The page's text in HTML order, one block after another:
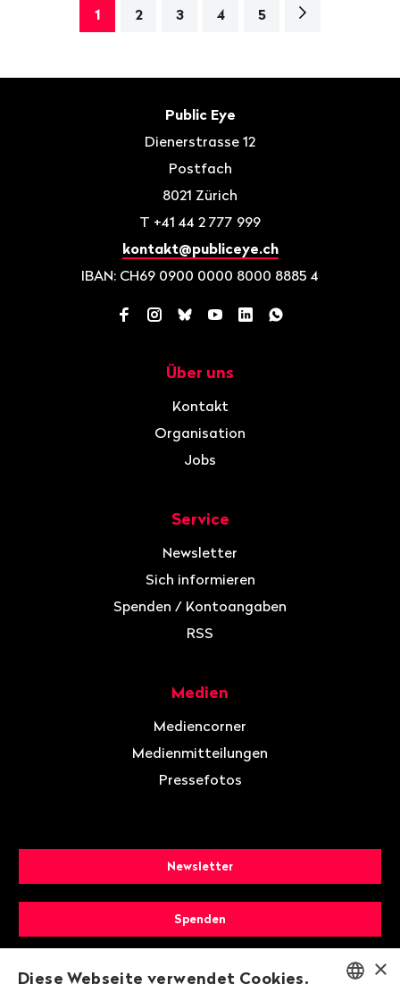
1 2 3 4 5
Nächste
Public Eye
Dienerstrasse 12
Postfach
8021 Zürich
T +41 44 2 777 999
kontakt@publiceye.ch
IBAN: CH69 0900 0000 8000 8885 4
Facebook
Instagram
BlueskyYouTube
LinkedInWhatsApp
Über uns
Kontakt
Organisation
Jobs
Service
Newsletter
Sich informieren
Spenden / Kontoangaben
RSS
Medien
Mediencorner
Medienmitteilungen
Pressefotos
Newsletter
Spenden
Mitglied werden ×
Diese Webseite verwendet Cookies.